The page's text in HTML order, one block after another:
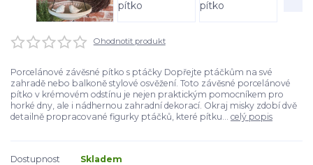
Ohodnotit produkt
Porcelánové závěsné pítko s ptáčky Dopřejte ptáčkům na své
zahradě nebo balkoně stylové osvěžení. Toto závěsné porcelánové
pítko v krémovém odstínu je nejen praktickým pomocníkem pro
horké dny, ale i nádhernou zahradní dekorací. Okraj misky zdobí dvě
detailně propracované figurky ptáčků, které pítku... celý popis
Dostupnost Skladem